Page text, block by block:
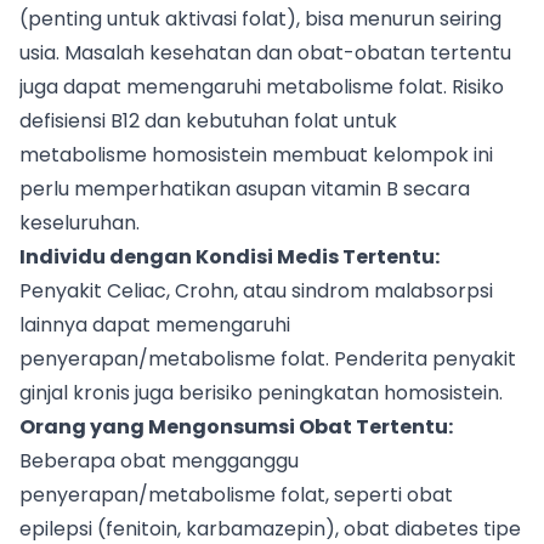
(penting untuk aktivasi folat), bisa menurun seiring
usia. Masalah kesehatan dan obat-obatan tertentu
juga dapat memengaruhi metabolisme folat. Risiko
defisiensi B12 dan kebutuhan folat untuk
metabolisme homosistein membuat kelompok ini
perlu memperhatikan asupan vitamin B secara
keseluruhan.
Individu dengan Kondisi Medis Tertentu:
Penyakit Celiac, Crohn, atau sindrom malabsorpsi
lainnya dapat memengaruhi
penyerapan/metabolisme folat. Penderita penyakit
ginjal kronis juga berisiko peningkatan homosistein.
Orang yang Mengonsumsi Obat Tertentu:
Beberapa obat mengganggu
penyerapan/metabolisme folat, seperti obat
epilepsi (fenitoin, karbamazepin), obat diabetes tipe